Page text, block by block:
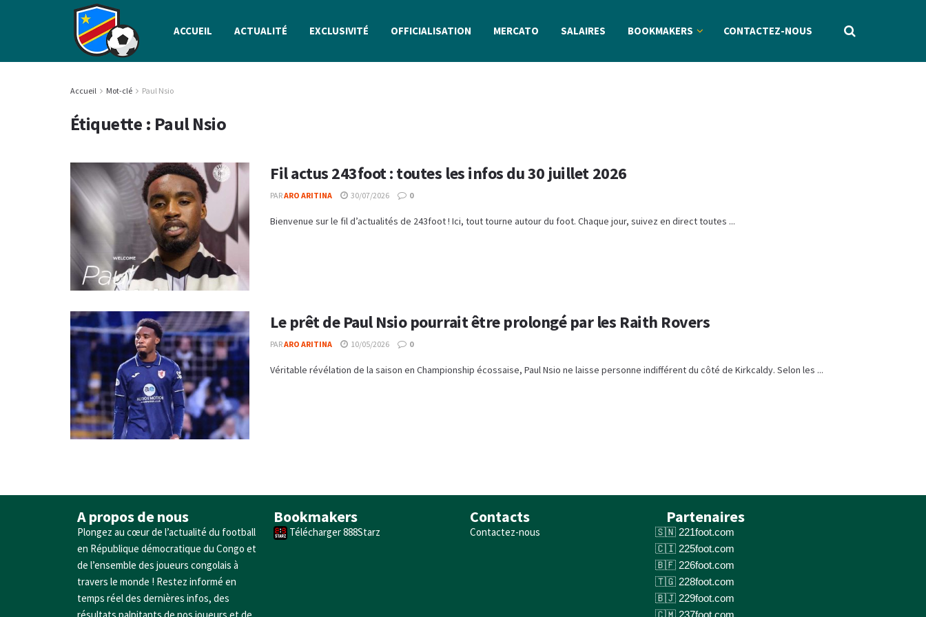
ACCUEIL ACTUALITÉ EXCLUSIVITÉ OFFICIALISATION MERCATO SALAIRES BOOKMAKERS CONTACTEZ-NOUS
Accueil Mot-clé Paul Nsio
Étiquette : Paul Nsio
Fil actus 243foot : toutes les infos du 30 juillet 2026
PARARO ARITINA 30/07/2026 0
Bienvenue sur le fil d’actualités de 243foot ! Ici, tout tourne autour du foot. Chaque jour, suivez en direct toutes ...
Le prêt de Paul Nsio pourrait être prolongé par les Raith Rovers
PARARO ARITINA 10/05/2026 0
Véritable révélation de la saison en Championship écossaise, Paul Nsio ne laisse personne indifférent du côté de Kirkcaldy. Selon les ...
A propos de nous
Plongez au cœur de l’actualité du football
en République démocratique du Congo et
de l’ensemble des joueurs congolais à
travers le monde ! Restez informé en
temps réel des dernières infos, des
Bookmakers
Télécharger 888Starz
Contacts
Contactez-nous
Partenaires
221foot.com
225foot.com
226foot.com
228foot.com
229foot.com
237foot.com